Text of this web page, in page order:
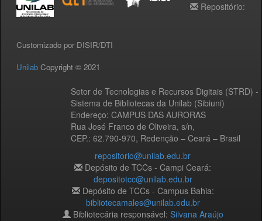
Customizado por DISIR/DTI
Unilab Copyright © 2021
Setor de Tecnologias e Recursos Digitais (STRD) -
Sistema de Bibliotecas da Unilab (Sibiuni)
Endereço: CAMPUS DAS AURORAS
Rua José Franco de Oliveira, s/n,
CEP.: 62.790-970, Redenção – Ceará – Brasil
Repositório:
repositorio@unilab.edu.br
Depósito de TCCs - Campi Ceará:
depositotcc@unilab.edu.br
Depósito de TCCs - Campus Bahia:
bibliotecamales@unilab.edu.br
Bibliotecária responsável: Silvana Araújo